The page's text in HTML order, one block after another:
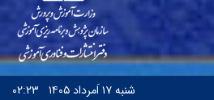
شنبه۱۷ اَمرداد ۱۴۰۵ ۰۲:۲۳